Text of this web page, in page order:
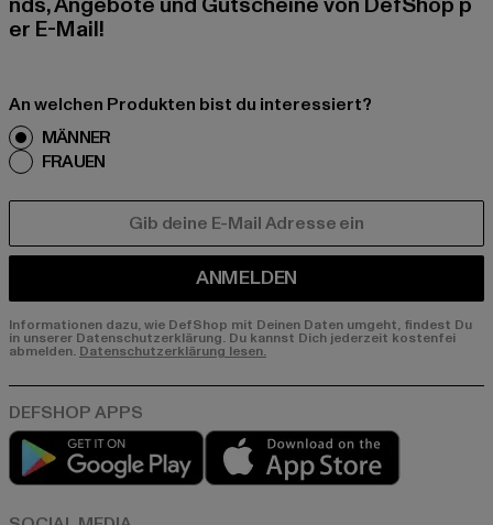
er E-Mail!
An welchen Produkten bist du interessiert?
MÄNNER
FRAUEN
ANMELDEN
Informationen dazu, wie DefShop mit Deinen Daten umgeht, findest Du
in unserer Datenschutzerklärung. Du kannst Dich jederzeit kostenfei
abmelden. Datenschutzerklärung lesen.
Play market